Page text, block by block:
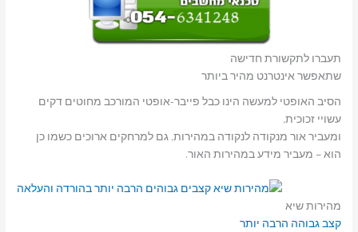
תעברו לתקשורת חדישה
שתאפשר אינטרנט מהיר ביותר
הסיב האופטי למעשה הינו כבל פייבר-אופטי המורכב מחוטים דקים
עשויי זכוכית,
ומעביר אור מנקודה לנקודה במהירות, גם למרחקים ארוכים כשמו כן
הוא – מעביר מידע במהירות האור.
מהירות שיא
קצב גבוהה הרבה יותר